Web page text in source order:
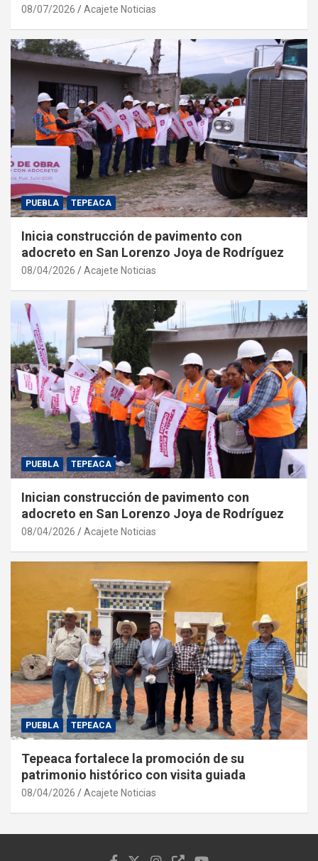
08/07/2026 Acajete Noticias
PUEBLA TEPEACA
Inicia construcción de pavimento con
adocreto en San Lorenzo Joya de Rodríguez
08/04/2026 Acajete Noticias
PUEBLA TEPEACA
Inician construcción de pavimento con
adocreto en San Lorenzo Joya de Rodríguez
08/04/2026 Acajete Noticias
PUEBLA TEPEACA
Tepeaca fortalece la promoción de su
patrimonio histórico con visita guiada
08/04/2026 Acajete Noticias